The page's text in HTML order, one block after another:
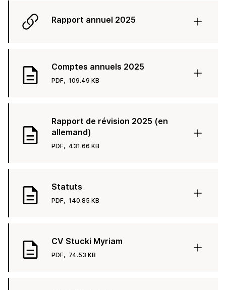
Rapport annuel 2025
Comptes annuels 2025
PDF, 109.49 KB
Rapport de révision 2025 (en
allemand)
PDF, 431.66 KB
Statuts
PDF, 140.85 KB
CV Stucki Myriam
PDF, 74.53 KB